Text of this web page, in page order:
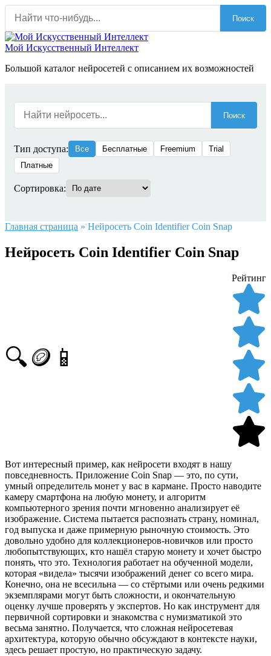
Перейти
содержанию
Поиск
Мой Искусственный Интеллект
Большой каталог нейросетей с описанием их возможностей
Поиск
Тип доступа: Все Бесплатные Freemium
Trial
Платные
Сортировка:
Главная страница » Нейросеть Coin Identifier Coin Snap
Нейросеть Coin Identifier Coin Snap
🔍🪙📱
Рейтинг
Вот интересный пример, как нейросети входят в нашу
повседневность. Приложение Coin Snap — это, по сути,
умный определитель монет у вас в кармане. Просто наводите
камеру смартфона на любую монету, и алгоритм
компьютерного зрения почти мгновенно анализирует её
изображение. Система пытается распознать страну, номинал,
год выпуска и даже примерную рыночную стоимость. Это
довольно удобно для коллекционеров-новичков или просто
любопытствующих, кто нашёл старую монету и хочет быстро
понять, что это. Технология работает на обученной модели,
которая «видела» тысячи изображений денег со всего мира.
Конечно, она не всесильна — со стёртыми или очень редкими
экземплярами могут быть сложности, и окончательную
оценку лучше проверять у экспертов. Но как инструмент для
первичной сортировки и знакомства с нумизматикой это
весьма занятно. Получается, что сложная нейросетевая
архитектура, которую обычно обсуждают в контексте науки,
здесь решает простую, но практическую задачу.